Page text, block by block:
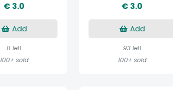
€ 3.0
Add
11 left
100+ sold
€ 3.0
Add
93 left
100+ sold